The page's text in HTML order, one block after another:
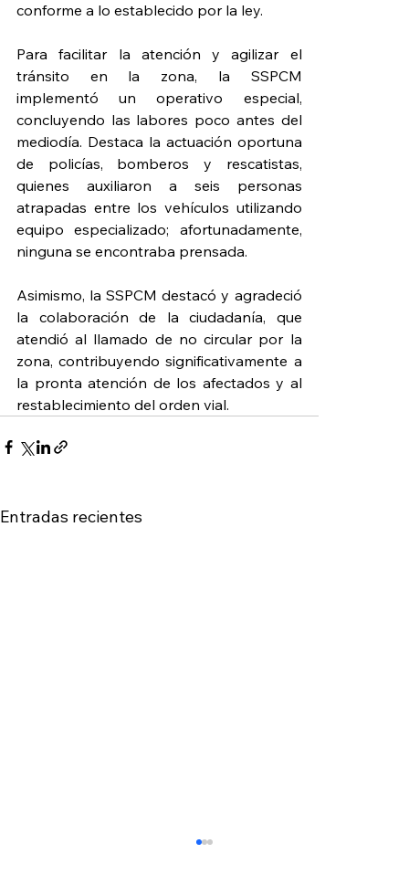
conforme a lo establecido por la ley.
Para facilitar la atención y agilizar el
tránsito en la zona, la SSPCM
implementó un operativo especial,
concluyendo las labores poco antes del
mediodía. Destaca la actuación oportuna
de policías, bomberos y rescatistas,
quienes auxiliaron a seis personas
atrapadas entre los vehículos utilizando
equipo especializado; afortunadamente,
ninguna se encontraba prensada.
Asimismo, la SSPCM destacó y agradeció
la colaboración de la ciudadanía, que
atendió al llamado de no circular por la
zona, contribuyendo significativamente a
la pronta atención de los afectados y al
restablecimiento del orden vial.
Entradas recientes